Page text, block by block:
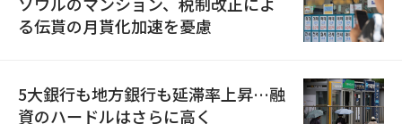
る伝貰の月貰化加速を憂慮
5大銀行も地方銀行も延滞率上昇…融
資のハードルはさらに高く